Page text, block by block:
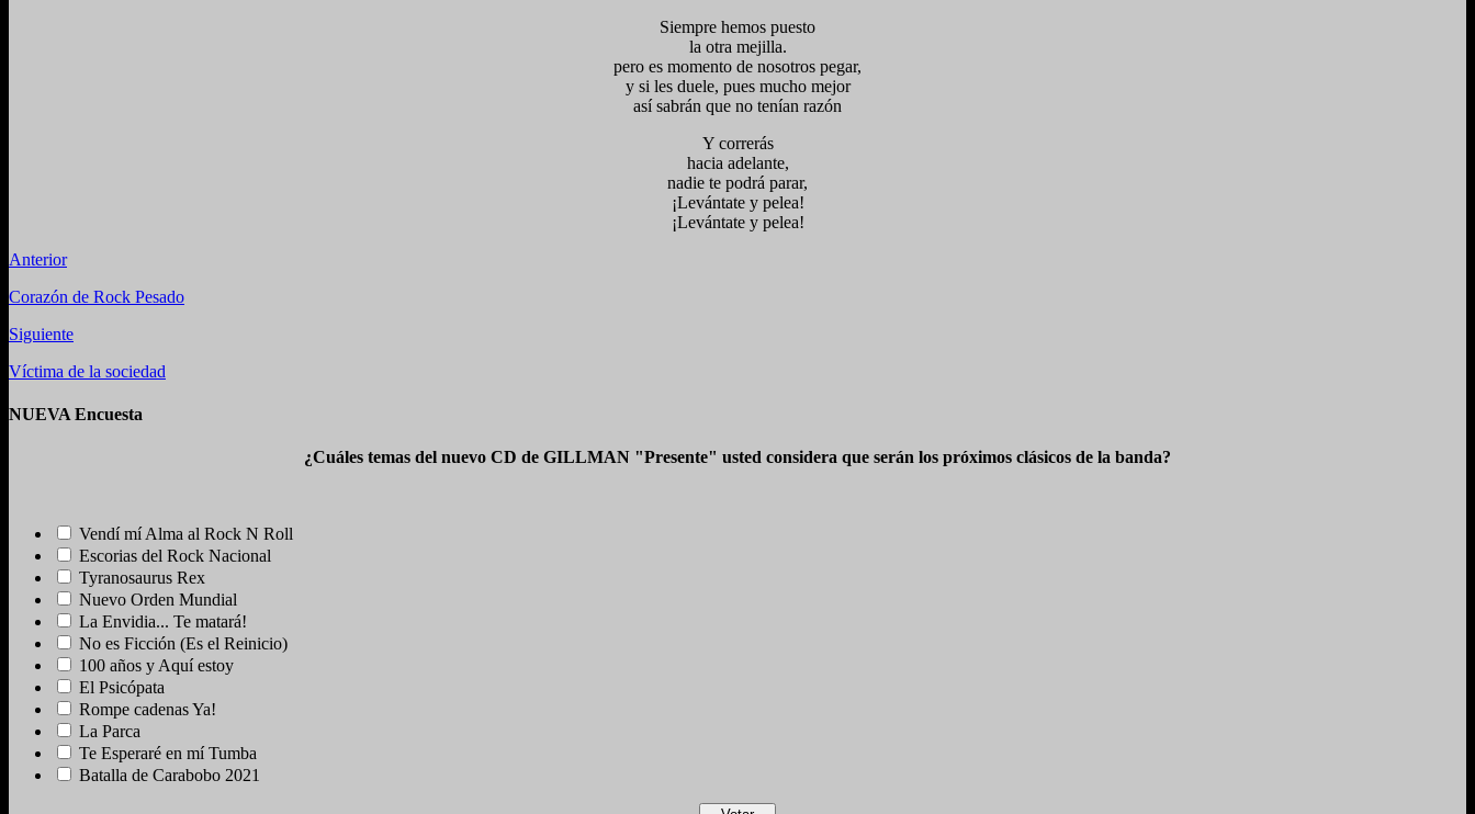
Siempre hemos puesto
la otra mejilla.
pero es momento de nosotros pegar,
y si les duele, pues mucho mejor
así sabrán que no tenían razón
Y correrás
hacia adelante,
nadie te podrá parar,
¡Levántate y pelea!
¡Levántate y pelea!
Anterior
Corazón de Rock Pesado
Siguiente
Víctima de la sociedad
NUEVA Encuesta
¿Cuáles temas del nuevo CD de GILLMAN "Presente" usted considera que serán los próximos clásicos de la banda?
Vendí mí Alma al Rock N Roll
Escorias del Rock Nacional
Tyranosaurus Rex
Nuevo Orden Mundial
La Envidia... Te matará!
No es Ficción (Es el Reinicio)
100 años y Aquí estoy
El Psicópata
Rompe cadenas Ya!
La Parca
Te Esperaré en mí Tumba
Batalla de Carabobo 2021